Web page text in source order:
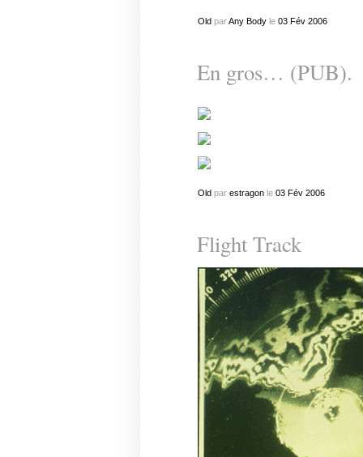
OldparAny Bodyle 03 Fév 2006
En gros… (PUB).
Oldpar estragonle 03 Fév 2006
Flight Track